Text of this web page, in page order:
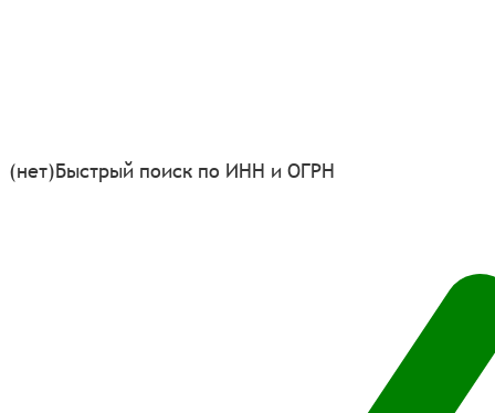
(нет)Быстрый поиск по ИНН и ОГРН